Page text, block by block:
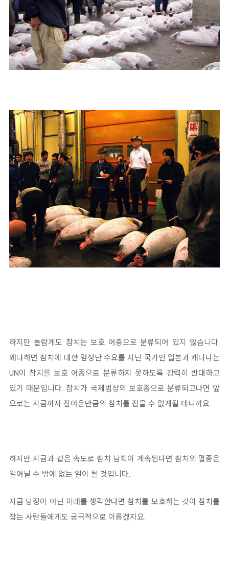
하지만 놀랍게도 참치는 보호 어종으로 분류되어 있지 않습니다.
왜냐하면 참치에 대한 엄청난 수요를 지닌 국가인 일본과 캐나다는
UN이 참치를 보호 어종으로 분류하지 못하도록 강력히 반대하고
있기 때문입니다. 참치가 국제법상의 보호종으로 분류되고나면 앞
으로는 지금까지 잡아온만큼의 참치를 잡을 수 없게될 테니까요.
하지만 지금과 같은 속도로 참치 남획이 계속된다면 참치의 멸종은
일어날 수 밖에 없는 일이 될 것입니다.
지금 당장이 아닌 미래를 생각한다면 참치를 보호하는 것이 참치를
잡는 사람들에게도 궁극적으로 이롭겠지요.